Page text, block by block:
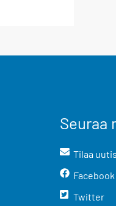
Seuraa
Tilaa
Facebook
Twitter